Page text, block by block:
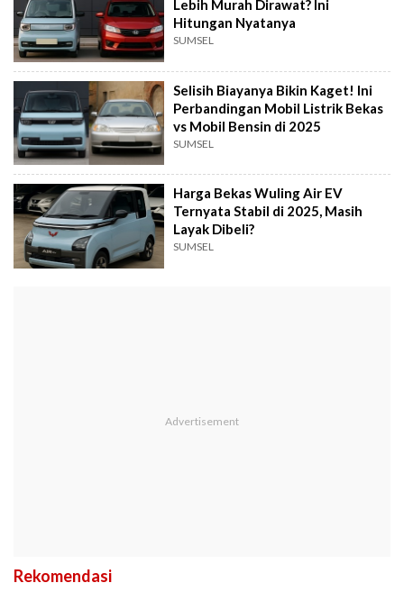
Lebih Murah Dirawat? Ini
Hitungan Nyatanya
SUMSEL
Selisih Biayanya Bikin Kaget! Ini
Perbandingan Mobil Listrik Bekas
vs Mobil Bensin di 2025
SUMSEL
Harga Bekas Wuling Air EV
Ternyata Stabil di 2025, Masih
Layak Dibeli?
SUMSEL
Rekomendasi